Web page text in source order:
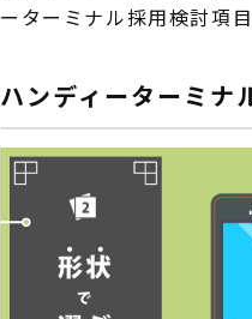
ーターミナル採用検討項
ハンディーターミナ